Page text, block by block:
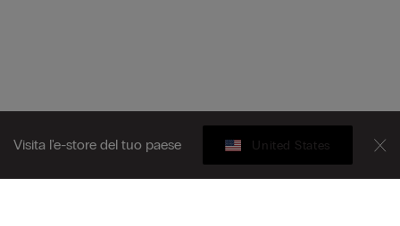
Visita l'e-store del tuo paese United States